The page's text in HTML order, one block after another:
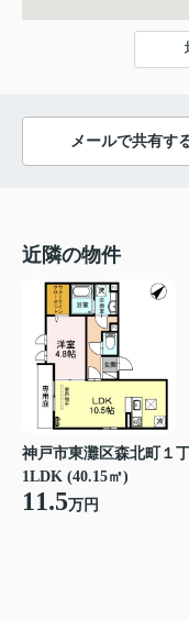
メールで共有す
近隣の物件
神戸市東灘区森北町１
1LDK (40.15㎡)
11.5万円